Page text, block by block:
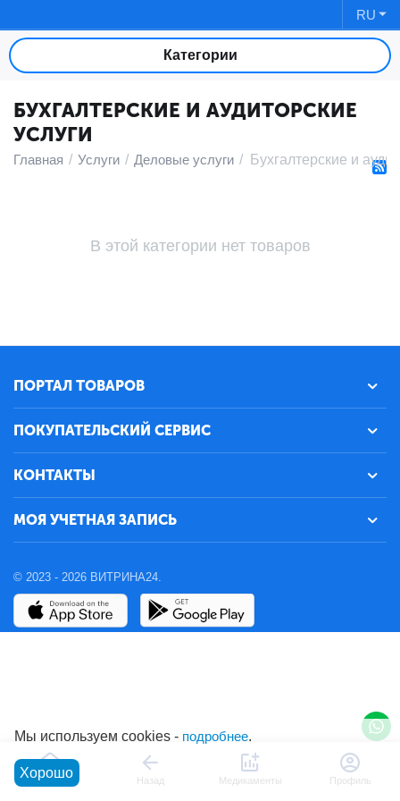
RU
Категории
БУХГАЛТЕРСКИЕ И АУДИТОРСКИЕ
УСЛУГИ
Главная / Услуги / Деловые услуги / Бухгалтерские и
В этой категории нет товаров
ПОРТАЛ ТОВАРОВ
ПОКУПАТЕЛЬСКИЙ СЕРВИС
КОНТАКТЫ
МОЯ УЧЕТНАЯ ЗАПИСЬ
© 2023 - 2026 ВИТРИНА24.
Главная Назад Медикаменты Профиль
Мы используем cookies - подробнее.
Хорошо